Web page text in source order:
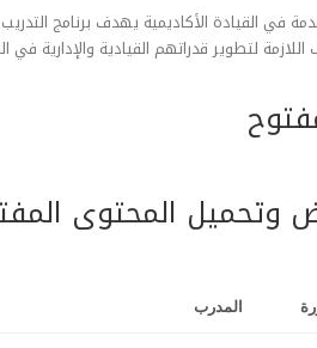
في القيادة الأكاديمية يهدف برنامج
اللازمة لتطوير قدراتهم القيادية والإدارية
وتحميل المحتوى
المدرب